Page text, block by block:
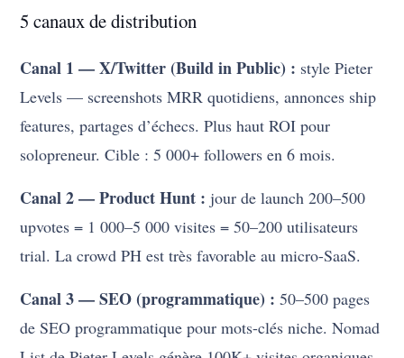
5 canaux de distribution
Canal 1 — X/Twitter (Build in Public) : style Pieter
Levels — screenshots MRR quotidiens, annonces ship
features, partages d’échecs. Plus haut ROI pour
solopreneur. Cible : 5 000+ followers en 6 mois.
Canal 2 — Product Hunt : jour de launch 200–500
upvotes = 1 000–5 000 visites = 50–200 utilisateurs
trial. La crowd PH est très favorable au micro-SaaS.
Canal 3 — SEO (programmatique) : 50–500 pages
de SEO programmatique pour mots-clés niche. Nomad